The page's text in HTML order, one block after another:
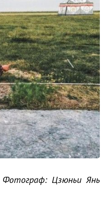
Фотограф: Цзюньи Янь